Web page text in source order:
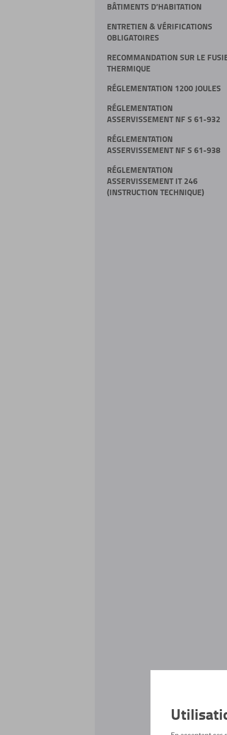
BÂTIMENTS D’HABITATION
ENTRETIEN & VÉRIFICATIONS
OBLIGATOIRES
RECOMMANDATION SUR LE
THERMIQUE
RÉGLEMENTATION 1200 JOULES
RÉGLEMENTATION
ASSERVISSEMENT NF S 61-932
RÉGLEMENTATION
ASSERVISSEMENT NF S 61-938
RÉGLEMENTATION
ASSERVISSEMENT IT 246
(INSTRUCTION TECHNIQUE)